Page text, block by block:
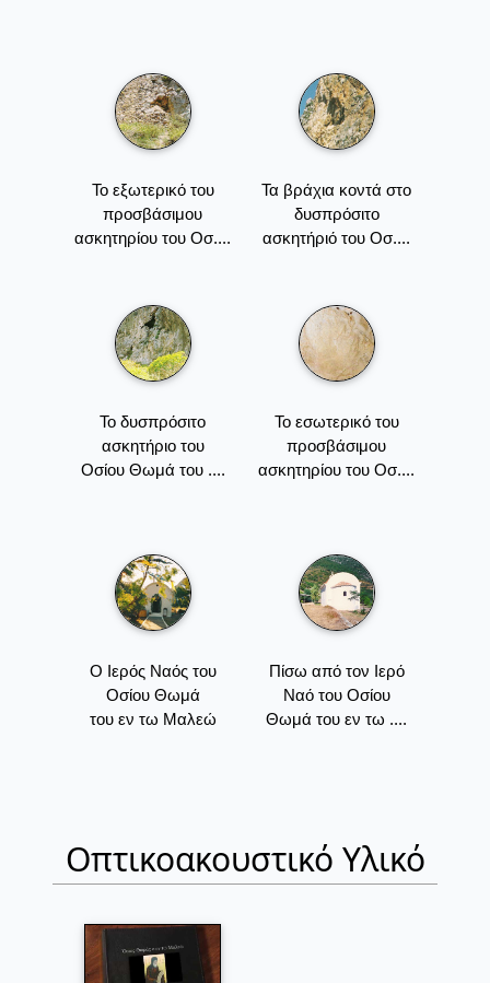
Το εξωτερικό του
προσβάσιμου
ασκητηρίου του Οσ....
Τα βράχια κοντά στο
δυσπρόσιτο
ασκητήριό του Οσ....
Το δυσπρόσιτο
ασκητήριο του
Οσίου Θωμά του ....
Το εσωτερικό του
προσβάσιμου
ασκητηρίου του Οσ....
Ο Ιερός Ναός του
Οσίου Θωμά
του εν τω Μαλεώ
Πίσω από τον Ιερό
Ναό του Οσίου
Θωμά του εν τω ....
Οπτικοακουστικό Υλικό